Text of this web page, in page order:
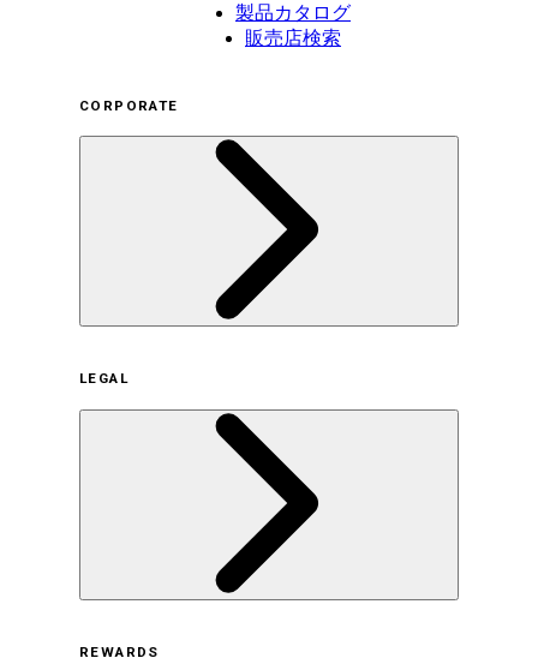
製品カタログ
販売店検索
CORPORATE
サステナビリティの取り組み（日本）
サステナビリティの取り組み（米国/英語）
ヒストリー
採用情報
LEGAL
REWARDS